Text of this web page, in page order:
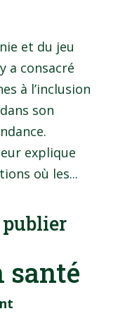
et du jeu
a consacré
à l’inclusion
son
explique
où les...
publier
santé